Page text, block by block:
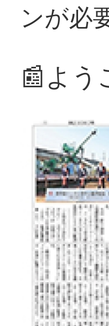
ンが必
📰よう